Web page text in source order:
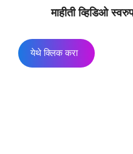
माहीती व्हिडिओ
येथे क्लिक करा